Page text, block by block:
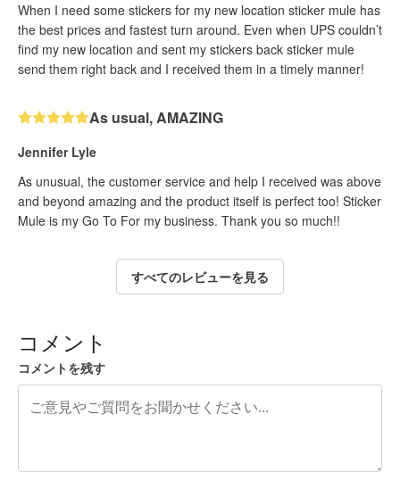
When I need some stickers for my new location sticker mule has
the best prices and fastest turn around. Even when UPS couldn’t
find my new location and sent my stickers back sticker mule
send them right back and I received them in a timely manner!
As usual, AMAZING
Jennifer Lyle
As unusual, the customer service and help I received was above
and beyond amazing and the product itself is perfect too! Sticker
Mule is my Go To For my business. Thank you so much!!
すべてのレビューを見る
コメント
コメントを残す